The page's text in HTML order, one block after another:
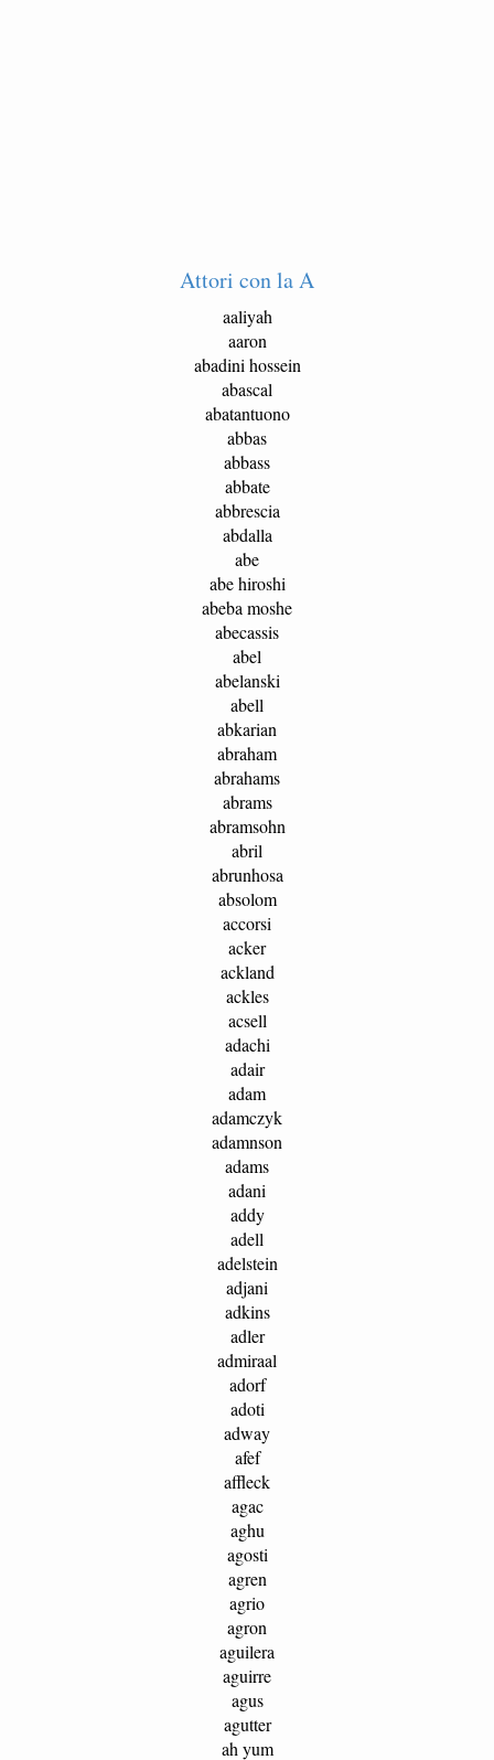
Attori con la A
aaliyah
aaron
abadini hossein
abascal
abatantuono
abbas
abbass
abbate
abbrescia
abdalla
abe
abe hiroshi
abeba moshe
abecassis
abel
abelanski
abell
abkarian
abraham
abrahams
abrams
abramsohn
abril
abrunhosa
absolom
accorsi
acker
ackland
ackles
acsell
adachi
adair
adam
adamczyk
adamnson
adams
adani
addy
adell
adelstein
adjani
adkins
adler
admiraal
adorf
adoti
adway
afef
affleck
agac
aghu
agosti
agren
agrio
agron
aguilera
aguirre
agus
agutter
ah yum